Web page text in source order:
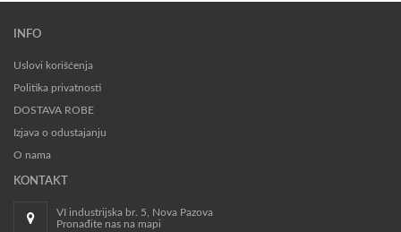
INFO
Uslovi korišćenja
Politika privatnosti
DOSTAVA ROBE
Izjava o odustajanju
O nama
KONTAKT
VI industrijska br. 5, Nova Pazova
Pronađite nas na mapi